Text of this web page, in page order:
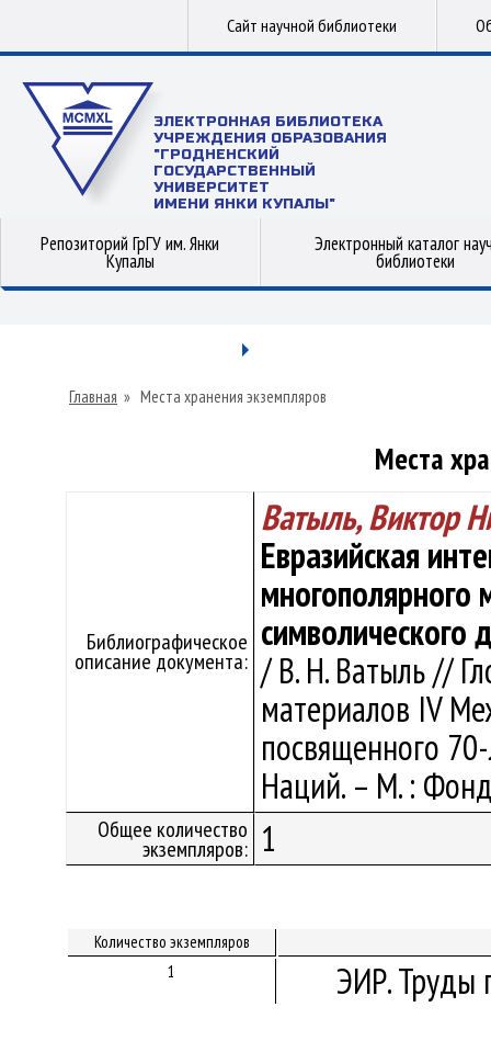
Сайт научной библиотеки
ЭЛЕКТРОННАЯ БИБЛИОТЕКА
УЧРЕЖДЕНИЯ ОБРАЗОВАНИЯ
"ГРОДНЕНСКИЙ
ГОСУДАРСТВЕННЫЙ
УНИВЕРСИТЕТ
ИМЕНИ ЯНКИ КУПАЛЫ"
Репозиторий ГрГУ им. Янки
Купалы
Электронный каталог
библиотеки
Главная » Места хранения экземпляров
Места
Библиографическое
описание документа:
Ватыль, Виктор
Евразийская
символического
/ В. Н. Ватыль //
материалов IV
посвященного
Наций. – М. :
Общее количество
экземпляров: 1
Количество экземпляров
1
ЭИР. Труды